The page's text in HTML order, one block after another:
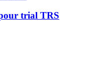
trial TRS